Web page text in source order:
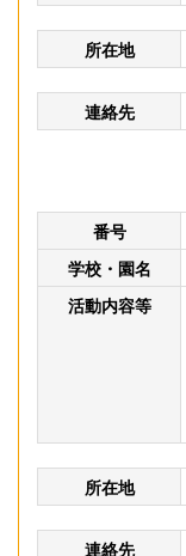
所在地
連絡先
番号
学校・園名
活動内容等
所在地
連絡先